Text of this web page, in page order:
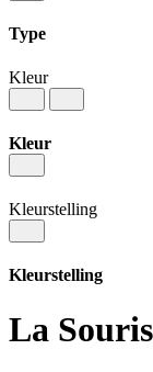
Type
Kleur
Kleur
Kleurstelling
Kleurstelling
La